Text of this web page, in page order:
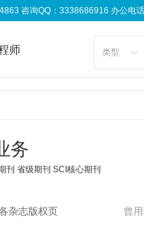
咨询QQ：3338686916 办公电
师 类型
务
刊 省级期刊 SCI核心期刊
杂志版权页 曾用